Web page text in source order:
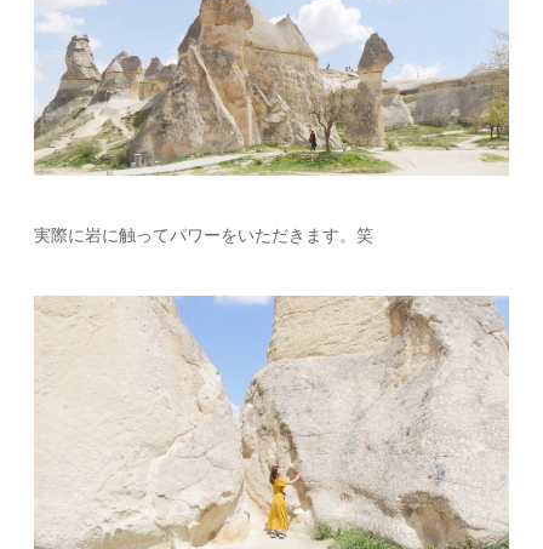
実際に岩に触ってパワーをいただきます。笑